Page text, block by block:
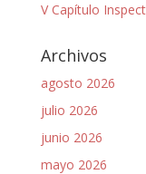
V Capítulo
Archivos
agosto 2026
julio 2026
junio 2026
mayo 2026